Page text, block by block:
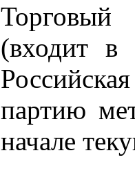
(входит в
партию
начале